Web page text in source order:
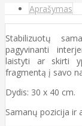
Aprašymas
Stabilizuotų
pagyvinanti
laistyti ar skirti
fragmentą į savo
Dydis: 30 x 40 cm.
Samanų pozicija ir